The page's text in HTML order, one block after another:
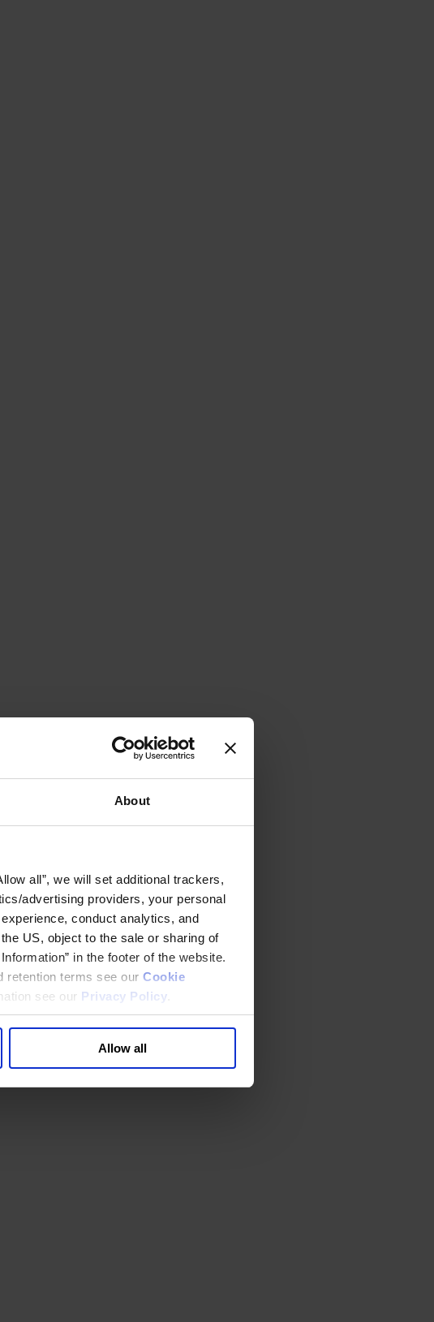
About
all”, we will set additional trackers,
advertising providers, your personal
conduct analytics, and
US, object to the sale or sharing of
in the footer of the website.
retention terms see our Cookie
see our Privacy Policy
Allow all